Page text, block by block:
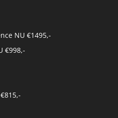
NU €1495,-
€998,-